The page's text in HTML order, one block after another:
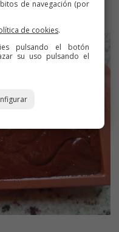
de navegación (por
de cookies.
pulsando el botón
su uso pulsando el